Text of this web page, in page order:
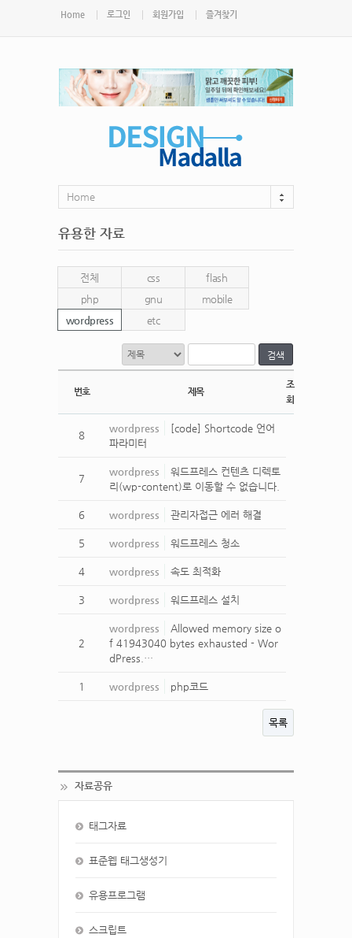
Home 로그인 회원가입 즐겨찾기
Home
유용한 자료
전체 css
flash
php
gnu
mobile
wordpress
etc
검색
번호 제목
조
회
8
wordpress
[code] Shortcode 언어
파라미터
7
wordpress
워드프레스 컨텐츠 디렉토
리(wp-content)로 이동할 수 없습니다.
6 wordpress 관리자접근 에러 해결
5 wordpress 워드프레스 청소
4 wordpress 속도 최적화
3 wordpress 워드프레스 설치
2
wordpress
Allowed memory size o
f 41943040 bytes exhausted - Wor
dPress.…
1 wordpress php코드
목록
자료공유
태그자료
표준웹 태그생성기
유용프로그램
스크립트